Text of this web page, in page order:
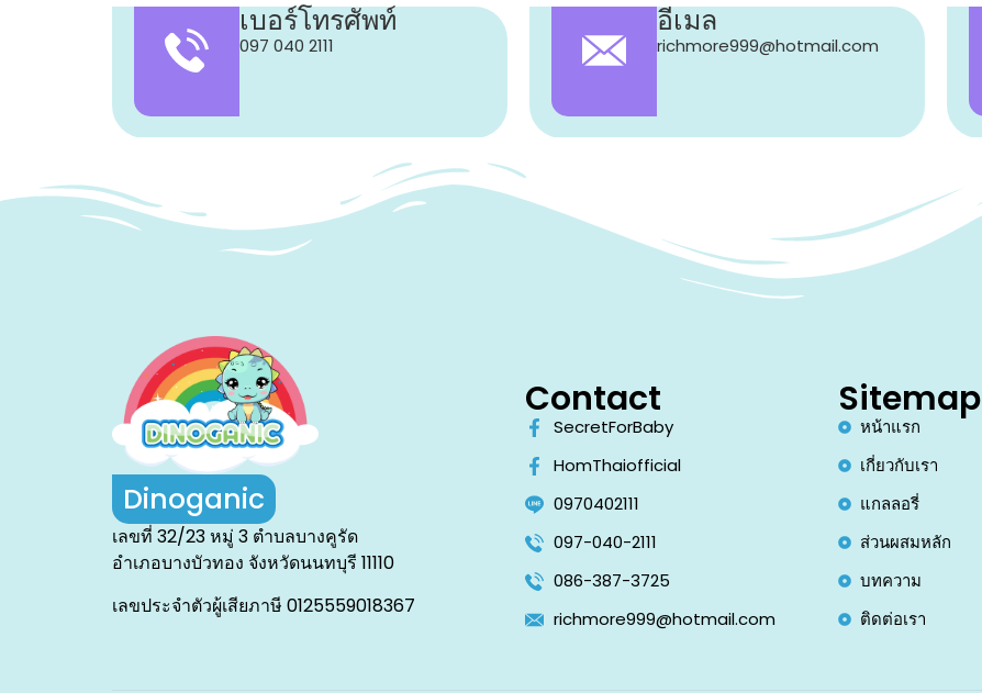
เบอร์โทรศัพท์
097 040 2111
อีเมล
richmore999@hotmail.com
Dinoganic
เลขที่ 32/23 หมู่ 3 ตำบลบางคูรัด
อำเภอบางบัวทอง จังหวัดนนทบุรี 11110
เลขประจำตัวผู้เสียภาษี 0125559018367
Contact
SecretForBaby
HomThaiofficial
0970402111
097-040-2111
086-387-3725
richmore999@hotmail.com
Sitemap
หน้าแรก
เกี่ยวกับเรา
แกลลอรี่
ส่วนผสมหลัก
บทความ
ติดต่อเรา